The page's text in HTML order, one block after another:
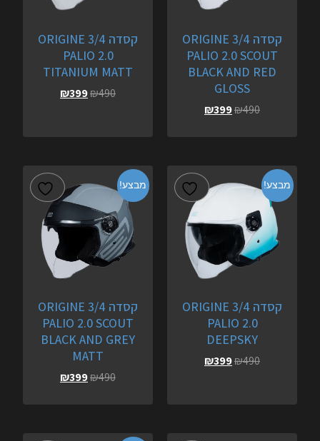
קסדה 3/4 ORIGINE
PALIO 2.0 SCOUT
BLACK AND RED
GLOSS
₪490
₪399
קסדה 3/4 ORIGINE
PALIO 2.0
TITANIUM MATT
₪490
₪399
מבצע!
קסדה 3/4 ORIGINE
PALIO 2.0
DEEPSKY
₪490
₪399
מבצע!
קסדה 3/4 ORIGINE
PALIO 2.0 SCOUT
BLACK AND GREY
MATT
₪490
₪399